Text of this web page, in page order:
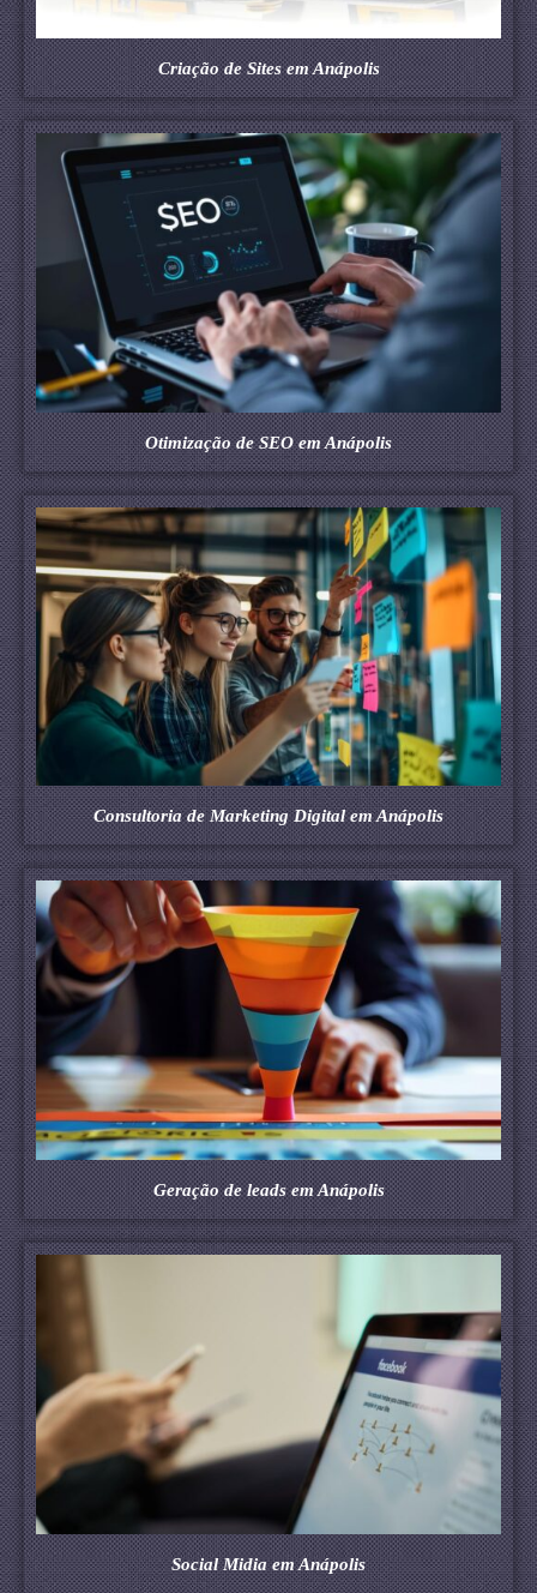
Criação de Sites em Anápolis
Otimização de SEO em Anápolis
Consultoria de Marketing Digital em Anápolis
Geração de leads em Anápolis
Social Midia em Anápolis